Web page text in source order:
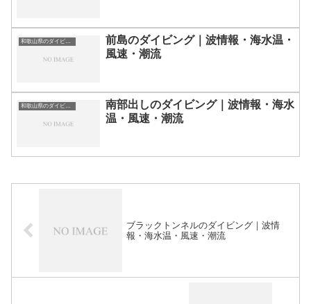
和歌山県のダイビングスポット・ポイント一覧
前島のダイビング｜波情報・海水温・
風速・潮流
和歌山県のダイビングスポット・ポイント一覧
南部出しのダイビング｜波情報・海水
温・風速・潮流
ブラックトンネルのダイビング｜波情
報・海水温・風速・潮流